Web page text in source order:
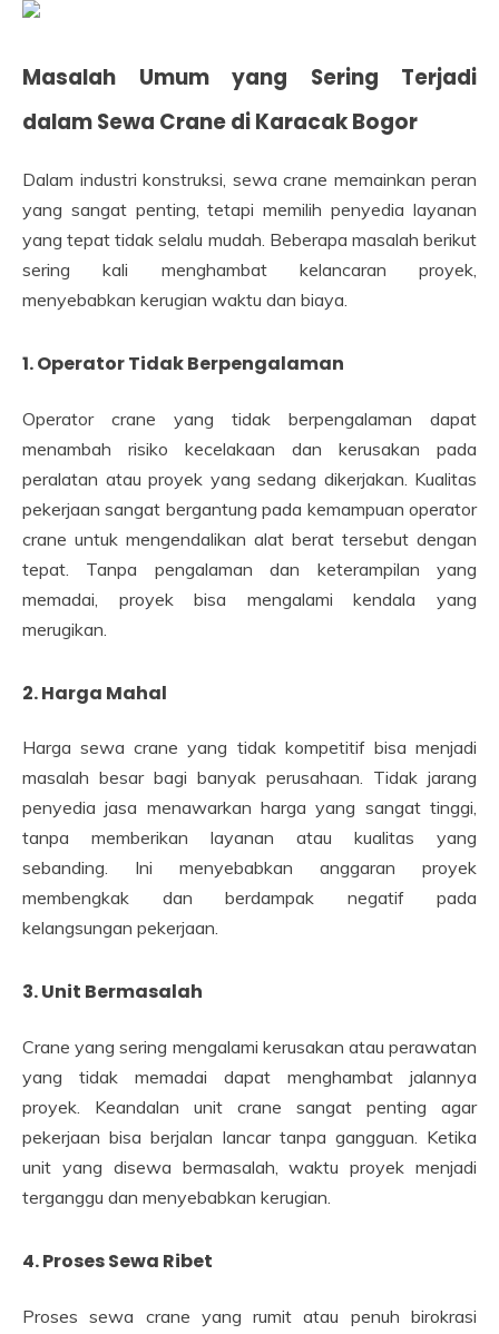
Masalah Umum yang Sering Terjadi
dalam Sewa Crane di Karacak Bogor
Dalam industri konstruksi, sewa crane memainkan peran
yang sangat penting, tetapi memilih penyedia layanan
yang tepat tidak selalu mudah. Beberapa masalah berikut
sering kali menghambat kelancaran proyek,
menyebabkan kerugian waktu dan biaya.
1. Operator Tidak Berpengalaman
Operator crane yang tidak berpengalaman dapat
menambah risiko kecelakaan dan kerusakan pada
peralatan atau proyek yang sedang dikerjakan. Kualitas
pekerjaan sangat bergantung pada kemampuan operator
crane untuk mengendalikan alat berat tersebut dengan
tepat. Tanpa pengalaman dan keterampilan yang
memadai, proyek bisa mengalami kendala yang
merugikan.
2. Harga Mahal
Harga sewa crane yang tidak kompetitif bisa menjadi
masalah besar bagi banyak perusahaan. Tidak jarang
penyedia jasa menawarkan harga yang sangat tinggi,
tanpa memberikan layanan atau kualitas yang
sebanding. Ini menyebabkan anggaran proyek
membengkak dan berdampak negatif pada
kelangsungan pekerjaan.
3. Unit Bermasalah
Crane yang sering mengalami kerusakan atau perawatan
yang tidak memadai dapat menghambat jalannya
proyek. Keandalan unit crane sangat penting agar
pekerjaan bisa berjalan lancar tanpa gangguan. Ketika
unit yang disewa bermasalah, waktu proyek menjadi
terganggu dan menyebabkan kerugian.
4. Proses Sewa Ribet
Proses sewa crane yang rumit atau penuh birokrasi